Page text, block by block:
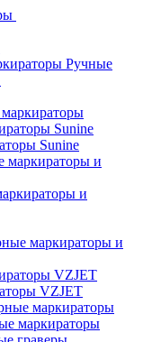
Ручные
Sunine
и
маркираторы и
VZJET
маркираторы